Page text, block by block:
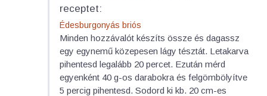
receptet:
Édesburgonyás briós
Minden hozzávalót készíts össze és dagassz
egy egynemű közepesen lágy tésztát. Letakarva
pihentesd legalább 20 percet. Ezután mérd
egyenként 40 g-os darabokra és felgömbölyítve
5 percig pihentesd. Sodord ki kb. 20 cm-es